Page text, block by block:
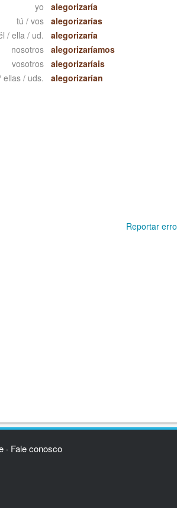
yo
alegorizaría
tú / vos
alegorizarías
/ ella / ud.
alegorizaría
nosotros
alegorizaríamos
vosotros
alegorizaríais
ellas / uds.
alegorizarían
Reportar erro
· Fale conosco